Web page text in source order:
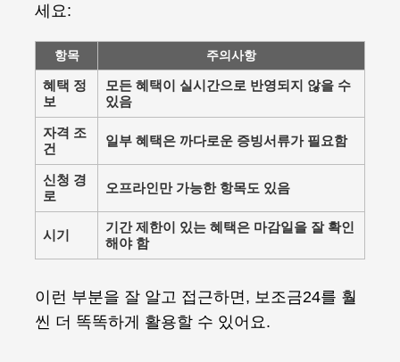
세요:
항목 주의사항
혜택 정
보
모든 혜택이 실시간으로 반영되지 않을 수
있음
자격 조
건
일부 혜택은 까다로운 증빙서류가 필요함
신청 경
로
오프라인만 가능한 항목도 있음
시기
기간 제한이 있는 혜택은 마감일을 잘 확인
해야 함
이런 부분을 잘 알고 접근하면, 보조금24를 훨
씬 더 똑똑하게 활용할 수 있어요.